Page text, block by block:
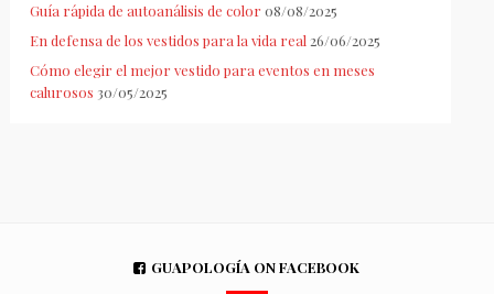
Guía rápida de autoanálisis de color 08/08/2025
En defensa de los vestidos para la vida real26/06/2025
Cómo elegir el mejor vestido para eventos en meses
calurosos 30/05/2025
GUAPOLOGÍA ON FACEBOOK